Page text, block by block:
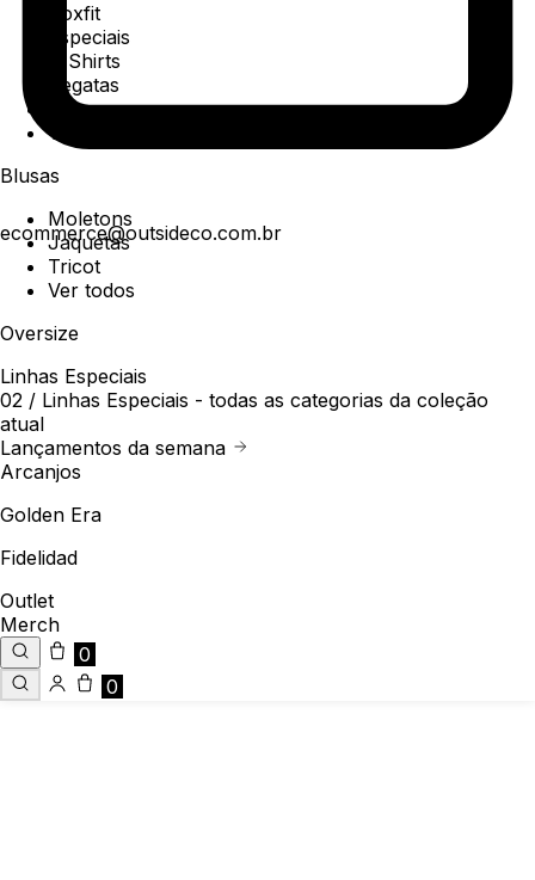
ecommerce@outsideco.com.br
Boxfit
Especiais
T-Shirts
Regatas
Polo
Ver todos
Blusas
Moletons
Jaquetas
Tricot
Ver todos
Oversize
Linhas Especiais
02 / Linhas Especiais - todas as categorias da coleção
atual
Lançamentos da semana
Arcanjos
Golden Era
Fidelidad
Outlet
Merch
0
0